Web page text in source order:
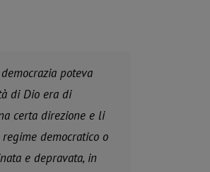
poteva
di Dio era di
certa direzione e li
democratico o
e depravata, in